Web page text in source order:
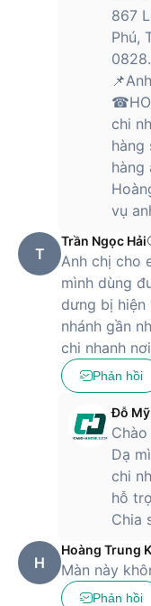
867
Phú,
chi
hàng
hàng
vụ
T
Trần Ngọc Hải
Anh chị cho
mình dùng
dưng bị hiện
nhánh gần
chi nhanh
Phản hồi
Đỗ
Dạ
chi
hỗ
Chia
H
Hoàng Trung
Màn này
Phản hồi